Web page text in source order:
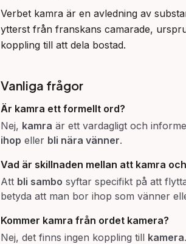
Verbet kamra är en avledning av
ytterst från franskans camarade,
koppling till att dela bostad.
Vanliga frågor
Är kamra ett formellt ord?
Nej, kamra är ett vardagligt och
ihop eller bli nära vänner.
Vad är skillnaden mellan att kamra
Att bli sambo syftar specifikt på att
betyda att man bor ihop som vänner
Kommer kamra från ordet kamera?
Nej, det finns ingen koppling till kamera